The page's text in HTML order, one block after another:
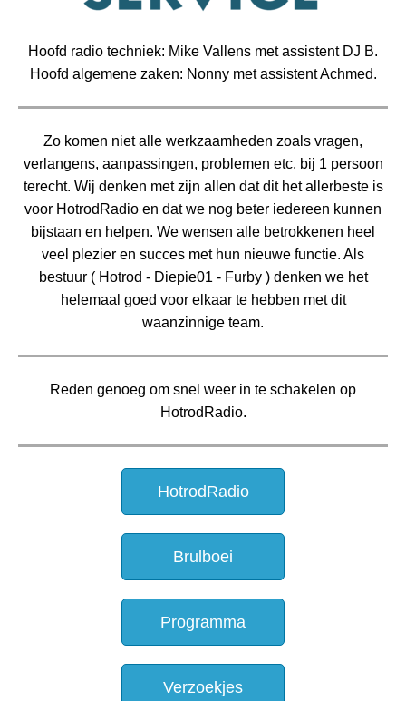
Hoofd radio techniek: Mike Vallens met assistent DJ B.
Hoofd algemene zaken: Nonny met assistent Achmed.
Zo komen niet alle werkzaamheden zoals vragen,
verlangens, aanpassingen, problemen etc. bij 1 persoon
terecht. Wij denken met zijn allen dat dit het allerbeste is
voor HotrodRadio en dat we nog beter iedereen kunnen
bijstaan en helpen. We wensen alle betrokkenen heel
veel plezier en succes met hun nieuwe functie. Als
bestuur ( Hotrod - Diepie01 - Furby ) denken we het
helemaal goed voor elkaar te hebben met dit
waanzinnige team.
Reden genoeg om snel weer in te schakelen op
HotrodRadio.
HotrodRadio
Brulboei
Programma
Verzoekjes